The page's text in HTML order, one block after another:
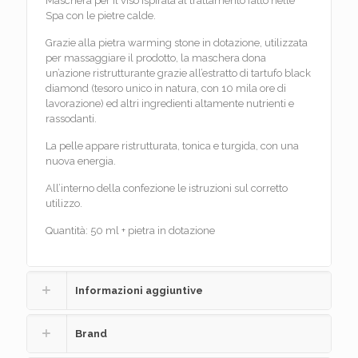
Spa con le pietre calde.
Grazie alla pietra warming stone in dotazione, utilizzata
per massaggiare il prodotto, la maschera dona
un’azione ristrutturante grazie all’estratto di tartufo black
diamond (tesoro unico in natura, con 10 mila ore di
lavorazione) ed altri ingredienti altamente nutrienti e
rassodanti.
La pelle appare ristrutturata, tonica e turgida, con una
nuova energia.
All’interno della confezione le istruzioni sul corretto
utilizzo.
Quantità: 50 ml + pietra in dotazione
Informazioni aggiuntive
Brand